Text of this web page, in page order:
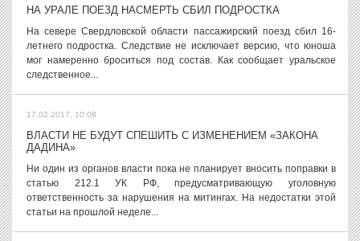
НА УРАЛЕ ПОЕЗД НАСМЕРТЬ СБИЛ ПОДРОСТКА
На севере Свердловской области пассажирский поезд сбил 16-
летнего подростка. Следствие не исключает версию, что юноша
мог намеренно броситься под состав. Как сообщает уральское
следственное...
17.02.2017, 10:08
ВЛАСТИ НЕ БУДУТ СПЕШИТЬ С ИЗМЕНЕНИЕМ «ЗАКОНА
ДАДИНА»
Ни один из органов власти пока не планирует вносить поправки в
статью 212.1 УК РФ, предусматривающую уголовную
ответственность за нарушения на митингах. На недостатки этой
статьи на прошлой неделе...